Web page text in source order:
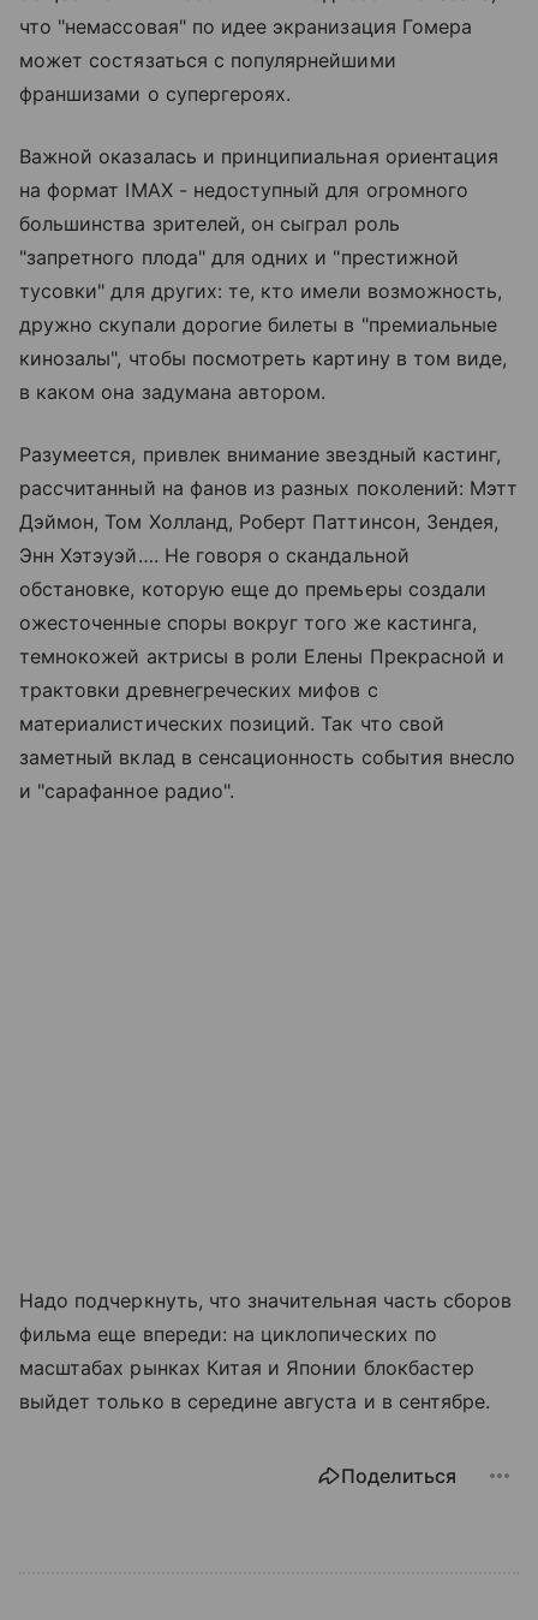
что "немассовая" по идее экранизация Гомера
может состязаться с популярнейшими
франшизами о супергероях.
Важной оказалась и принципиальная ориентация
на формат IMAX - недоступный для огромного
большинства зрителей, он сыграл роль
"запретного плода" для одних и "престижной
тусовки" для других: те, кто имели возможность,
дружно скупали дорогие билеты в "премиальные
кинозалы", чтобы посмотреть картину в том виде,
в каком она задумана автором.
Разумеется, привлек внимание звездный кастинг,
рассчитанный на фанов из разных поколений: Мэтт
Дэймон, Том Холланд, Роберт Паттинсон, Зендея,
Энн Хэтэуэй…. Не говоря о скандальной
обстановке, которую еще до премьеры создали
ожесточенные споры вокруг того же кастинга,
темнокожей актрисы в роли Елены Прекрасной и
трактовки древнегреческих мифов с
материалистических позиций. Так что свой
заметный вклад в сенсационность события внесло
и "сарафанное радио".
Надо подчеркнуть, что значительная часть сборов
фильма еще впереди: на циклопических по
масштабах рынках Китая и Японии блокбастер
выйдет только в середине августа и в сентябре.
Поделиться